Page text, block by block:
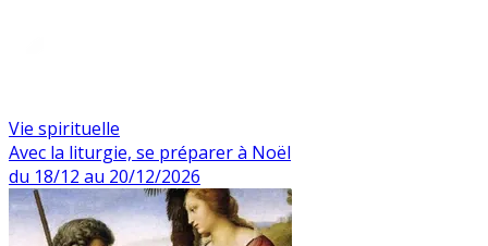
Vie spirituelle
Avec la liturgie, se préparer à Noël
du 18/12 au 20/12/2026